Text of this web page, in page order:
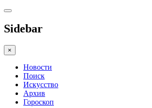
Sidebar
×
Новости
Поиск
Искусство
Архив
Гороскоп